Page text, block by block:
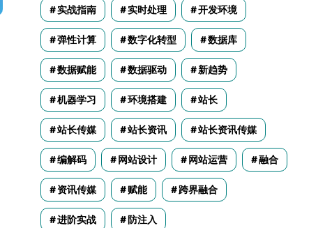
实战指南 实时处理 开发环境
弹性计算 数字化转型 数据库
数据赋能 数据驱动 新趋势
机器学习 环境搭建 站长
站长传媒 站长资讯 站长资讯传媒
编解码 网站设计 网站运营 融合
资讯传媒 赋能 跨界融合
进阶实战 防注入